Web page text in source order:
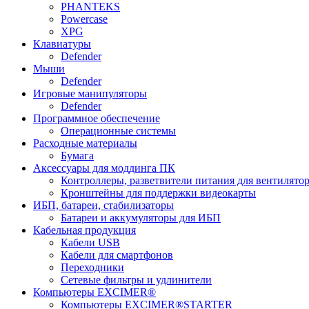
PHANTEKS
Powercase
XPG
Клавиатуры
Defender
Мыши
Defender
Игровые манипуляторы
Defender
Программное обеспечение
Операционные системы
Расходные материалы
Бумага
Аксессуары для моддинга ПК
Контроллеры, разветвители питания для
Кронштейны для поддержки видеокарты
ИБП, батареи, стабилизаторы
Батареи и аккумуляторы для ИБП
Кабельная продукция
Кабели USB
Кабели для смартфонов
Переходники
Сетевые фильтры и удлинители
Компьютеры EXCIMER®
Компьютеры EXCIMER®STARTER